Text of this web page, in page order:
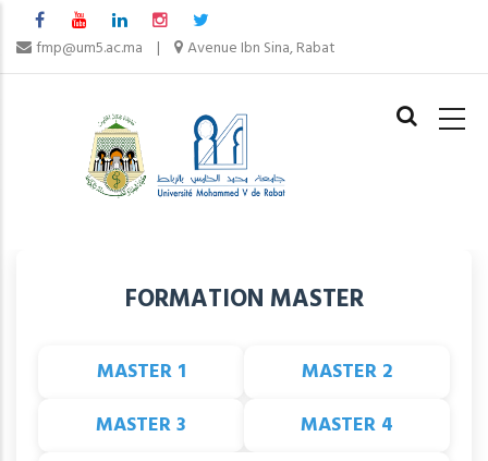
to
main
fmp@um5.ac.ma | Avenue Ibn Sina, Rabat
MAIN
FORMATION MASTER
MASTER 1
MASTER 2
MASTER 3
MASTER 4